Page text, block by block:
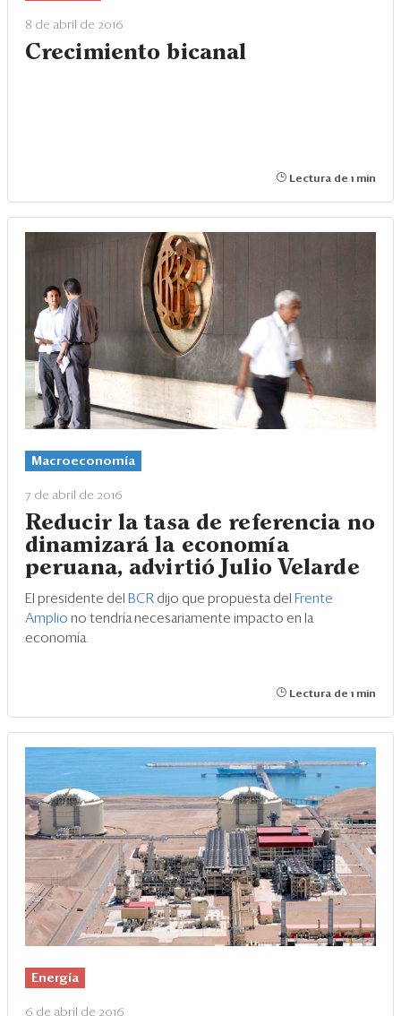
8 de abril de 2016
Crecimiento bicanal
Lectura de 1 min
Macroeconomía
7 de abril de 2016
Reducir la tasa de referencia no
dinamizará la economía
peruana, advirtió Julio Velarde
El presidente del BCR dijo que propuesta del Frente
Amplio no tendría necesariamente impacto en la
economía.
Lectura de 1 min
Energía
6 de abril de 2016